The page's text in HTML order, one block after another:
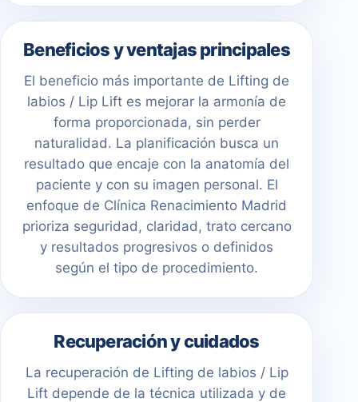
Beneficios y ventajas principales
El beneficio más importante de Lifting de
labios / Lip Lift es mejorar la armonía de
forma proporcionada, sin perder
naturalidad. La planificación busca un
resultado que encaje con la anatomía del
paciente y con su imagen personal. El
enfoque de Clínica Renacimiento Madrid
prioriza seguridad, claridad, trato cercano
y resultados progresivos o definidos
según el tipo de procedimiento.
Recuperación y cuidados
La recuperación de Lifting de labios / Lip
Lift depende de la técnica utilizada y de